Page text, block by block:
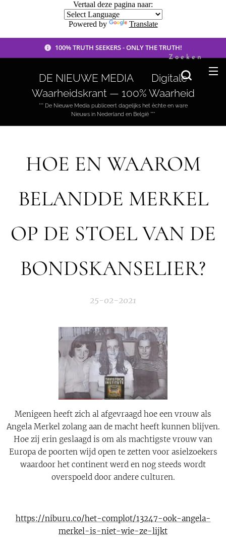
Vertaal deze pagina naar:
Powered by Translate
100% TRUTH SEEKERS - ONLY THE TRUTH!
DE NIEUWE MEDIA 🟣 Digitale
Waarheidskrant — 100% Waarheid
*** De Nieuwe Media publiceert dagelijks het èchte en ware
Nieuws in Nederland en België ***
Zoeken
HOE EN WAAROM
BELANDDE MERKEL
OP DE STOEL VAN DE
BONDSKANSELIER?
25-02-2021
Menigeen heeft zich al afgevraagd hoe een vrouw als
Angela Merkel zolang aan de macht heeft kunnen blijven.
Hoe zij erin geslaagd is om als machtigste vrouw van
Europa de poorten wijd open te zetten voor asielzoekers
waardoor het continent werd en nog steeds wordt
overspoeld door andere culturen.
https://niburu.co/het-complot/13247-ook-angela-
merkel-is-niet-wie-ze-lijkt